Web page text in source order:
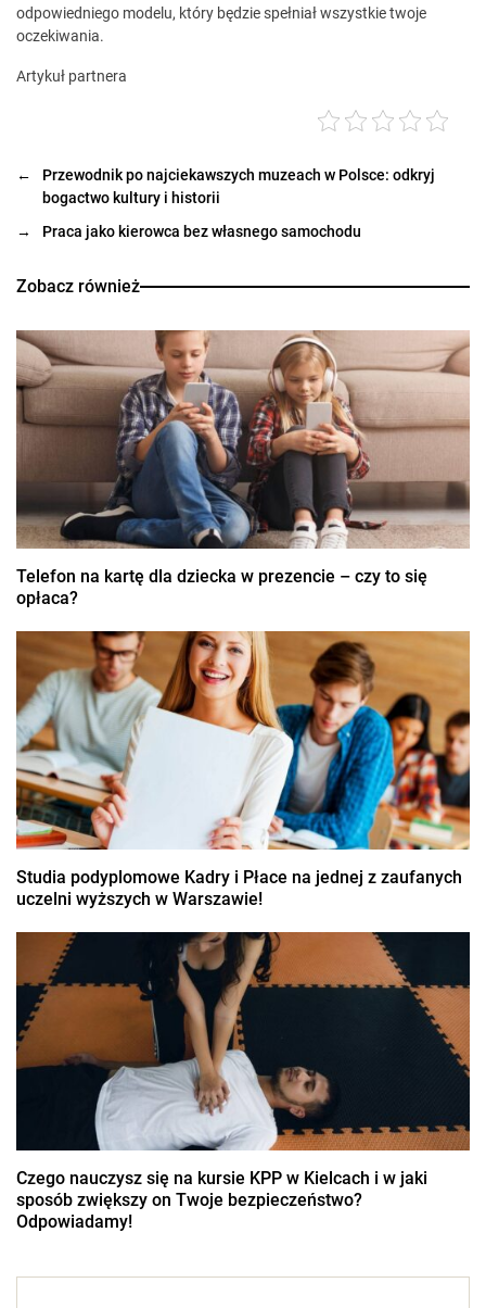
odpowiedniego modelu, który będzie spełniał wszystkie twoje
oczekiwania.
Artykuł partnera
←
Przewodnik po najciekawszych muzeach w Polsce: odkryj
bogactwo kultury i historii
→
Praca jako kierowca bez własnego samochodu
Zobacz również
Telefon na kartę dla dziecka w prezencie – czy to się
opłaca?
Studia podyplomowe Kadry i Płace na jednej z zaufanych
uczelni wyższych w Warszawie!
Czego nauczysz się na kursie KPP w Kielcach i w jaki
sposób zwiększy on Twoje bezpieczeństwo?
Odpowiadamy!